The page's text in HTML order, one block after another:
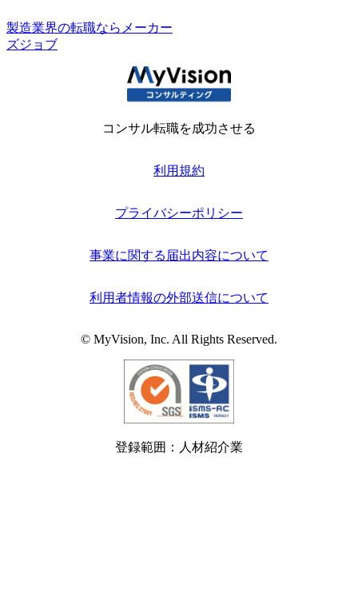
製造業界の転職ならメーカー
ズジョブ
コンサル転職を成功させる
利用規約
プライバシーポリシー
事業に関する届出内容について
利用者情報の外部送信について
© MyVision, Inc. All Rights Reserved.
登録範囲：人材紹介業